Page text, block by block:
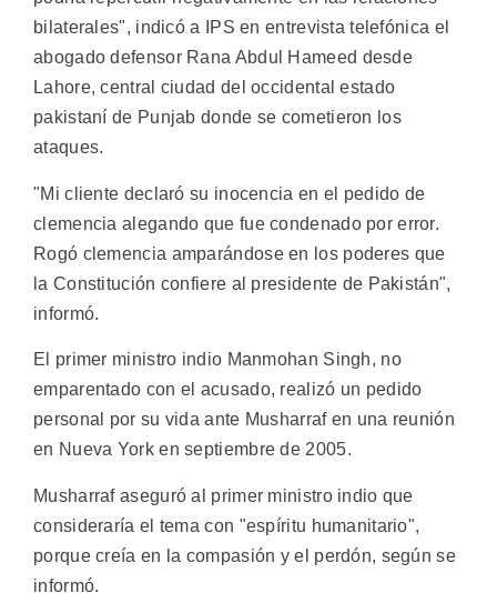
bilaterales", indicó a IPS en entrevista telefónica el
abogado defensor Rana Abdul Hameed desde
Lahore, central ciudad del occidental estado
pakistaní de Punjab donde se cometieron los
ataques.
"Mi cliente declaró su inocencia en el pedido de
clemencia alegando que fue condenado por error.
Rogó clemencia amparándose en los poderes que
la Constitución confiere al presidente de Pakistán",
informó.
El primer ministro indio Manmohan Singh, no
emparentado con el acusado, realizó un pedido
personal por su vida ante Musharraf en una reunión
en Nueva York en septiembre de 2005.
Musharraf aseguró al primer ministro indio que
consideraría el tema con "espíritu humanitario",
porque creía en la compasión y el perdón, según se
informó.